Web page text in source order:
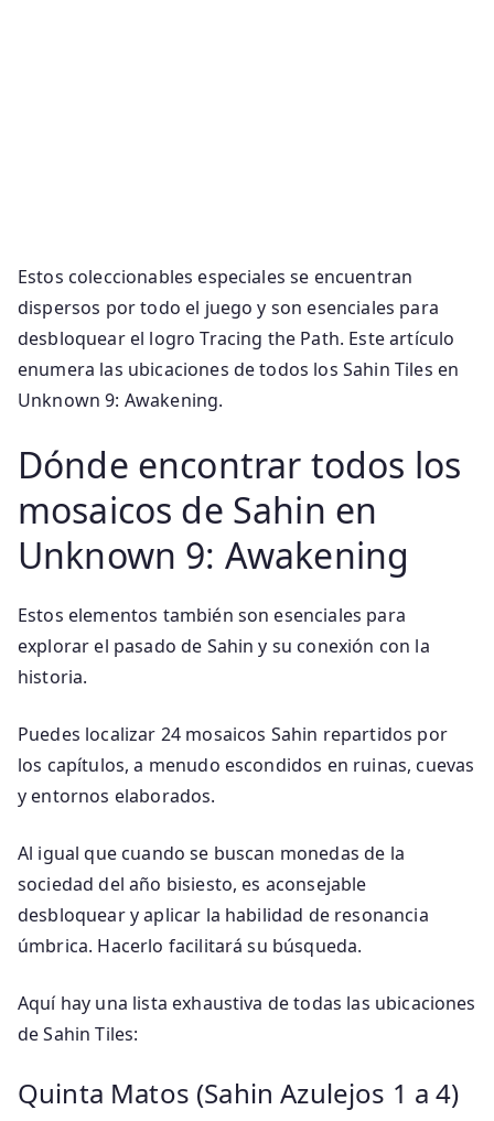
Estos coleccionables especiales se encuentran
dispersos por todo el juego y son esenciales para
desbloquear el logro Tracing the Path. Este artículo
enumera las ubicaciones de todos los Sahin Tiles en
Unknown 9: Awakening.
Dónde encontrar todos los
mosaicos de Sahin en
Unknown 9: Awakening
Estos elementos también son esenciales para
explorar el pasado de Sahin y su conexión con la
historia.
Puedes localizar 24 mosaicos Sahin repartidos por
los capítulos, a menudo escondidos en ruinas, cuevas
y entornos elaborados.
Al igual que cuando se buscan monedas de la
sociedad del año bisiesto, es aconsejable
desbloquear y aplicar la habilidad de resonancia
úmbrica. Hacerlo facilitará su búsqueda.
Aquí hay una lista exhaustiva de todas las ubicaciones
de Sahin Tiles:
Quinta Matos (Sahin Azulejos 1 a 4)